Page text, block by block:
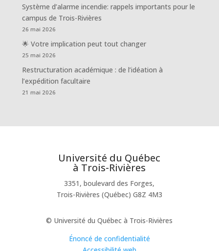
Système d’alarme incendie: rappels importants pour le
campus de Trois-Rivières
26 mai 2026
🌟 Votre implication peut tout changer
25 mai 2026
Restructuration académique : de l’idéation à
l’expédition facultaire
21 mai 2026
Université du Québec
à Trois-Rivières
3351, boulevard des Forges,
Trois-Rivières (Québec) G8Z 4M3
© Université du Québec à Trois-Rivières
Énoncé de confidentialité